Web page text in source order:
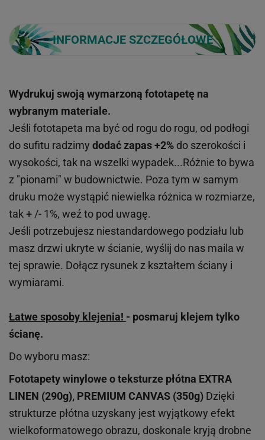
INFORMACJE SZCZEGÓŁOWE
Wydrukuj swoją wymarzoną fototapetę na
wybranym materiale.
Jeśli fototapeta ma być od rogu do rogu, od podłogi
do sufitu radzimy dodać zapas +2% do szerokości i
wysokości, tak na wszelki wypadek...Różnie to bywa
z "pionami" w budownictwie. Poza tym w samym
druku może wystąpić niewielka różnica w rozmiarze,
tak + /- 1%, weź to pod uwagę.
Jeśli potrzebujesz niestandardowego podziału lub
masz drzwi ukryte w ścianie, wyślij do nas maila w
tej sprawie. Dołącz rysunek z kształtem ściany i
wymiarami.
Łatwe sposoby klejenia! - posmaruj klejem tylko
ścianę.
Do wyboru masz:
Fototapety winylowe oteksturze płótna EXTRA
LINEN (290g), PREMIUM CANVAS (350g) Dzięki
strukturze płótna uzyskany jest wyjątkowy efekt
wielkoformatowego obrazu, doskonale kryją drobne